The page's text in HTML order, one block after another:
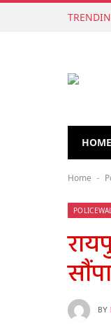
HOME
Home -
BY